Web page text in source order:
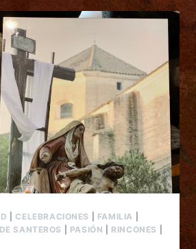
CELEBRACIONES FAMILIA
SANTEROS PASIÓN RINCONES